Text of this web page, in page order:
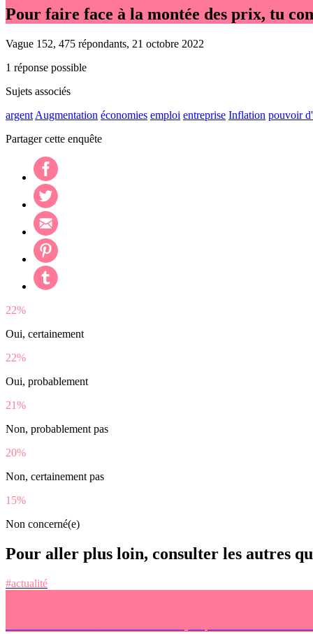
Pour faire face à la montée des prix, tu
Vague 152, 475 répondants, 21 octobre 2022
1 réponse possible
Sujets associés
argent Augmentation économies emploi entreprise Inflation pouvoir
Partager cette enquête
22%
Oui, certainement
22%
Oui, probablement
21%
Non, probablement pas
20%
Non, certainement pas
15%
Non concerné(e)
Pour aller plus loin, consulter les autres
#actualité